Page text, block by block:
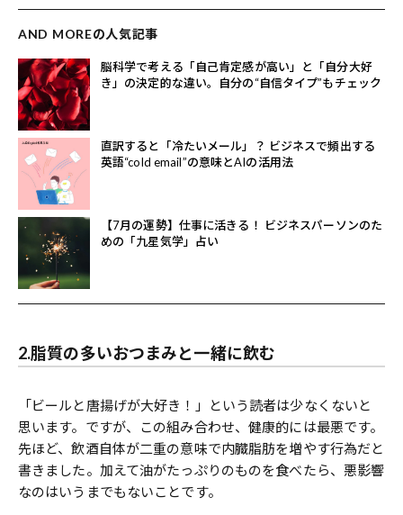
AND MOREの人気記事
脳科学で考える「自己肯定感が高い」と「自分大好
き」の決定的な違い。自分の“自信タイプ”もチェック
直訳すると「冷たいメール」？ ビジネスで頻出する
英語“cold email”の意味とAIの活用法
【7月の運勢】仕事に活きる！ ビジネスパーソンのた
めの「九星気学」占い
2.脂質の多いおつまみと一緒に飲む
「ビールと唐揚げが大好き！」という読者は少なくないと
思います。ですが、この組み合わせ、健康的には最悪です。
先ほど、飲酒自体が二重の意味で内臓脂肪を増やす行為だと
書きました。加えて油がたっぷりのものを食べたら、悪影響
なのはいうまでもないことです。